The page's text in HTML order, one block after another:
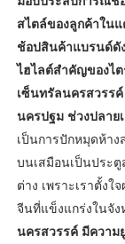
สไตล์ของลูกค้าในแ
ช้อปสินค้าแบรนด์ดั
ไฮไลต์สำคัญของไ
เซ็นทรัลนครสวรร
นครปฐม ช่วงปลาย
เป็นการปักหมุดห้า
บนเสมือนเป็นประ
ต่าง เพราะเราตั้ง
จีนที่แข็งแกร่งในจั
นครสวรรค์ มีความ